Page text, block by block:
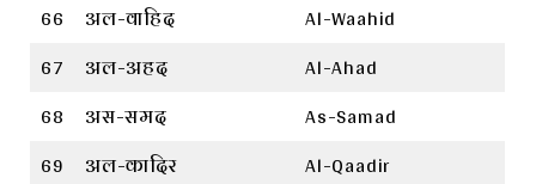
66
अल-वाहिद
Al-Waahid
67
अल-अहद
Al-Ahad
68
अस-समद
As-Samad
69
अल-कादिर
Al-Qaadir